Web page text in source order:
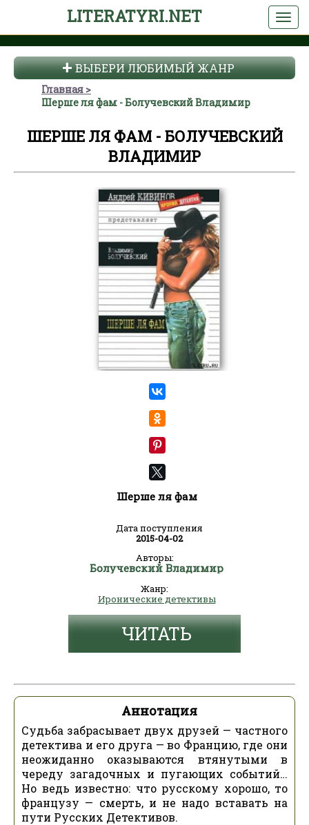
LITERATYRI.NET
ВЫБЕРИ ЛЮБИМЫЙ ЖАНР
Главная
Шерше ля фам - Болучевский Владимир
ШЕРШЕ ЛЯ ФАМ - БОЛУЧЕВСКИЙ
ВЛАДИМИР
Шерше ля фам
Дата поступления
2015-04-02
Авторы:
Болучевский Владимир
Жанр:
Иронические детективы
ЧИТАТЬ
Аннотация
Судьба забрасывает двух друзей — частного
детектива и его друга — во Францию, где они
неожиданно оказываются втянутыми в
череду загадочных и пугающих событий…
Но ведь известно: что русскому хорошо, то
французу — смерть, и не надо вставать на
пути Русских Детективов.